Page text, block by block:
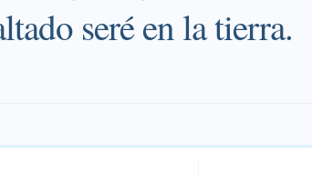
seré en la tierra.